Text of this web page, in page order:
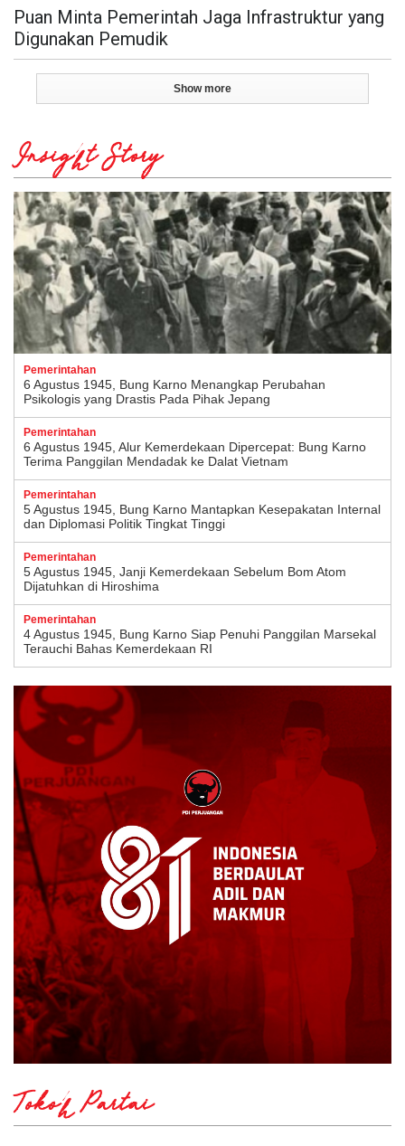
Puan Minta Pemerintah Jaga Infrastruktur yang
Digunakan Pemudik
Show more
Insight Story
Pemerintahan
6 Agustus 1945, Bung Karno Menangkap Perubahan
Psikologis yang Drastis Pada Pihak Jepang
Pemerintahan
6 Agustus 1945, Alur Kemerdekaan Dipercepat: Bung Karno
Terima Panggilan Mendadak ke Dalat Vietnam
Pemerintahan
5 Agustus 1945, Bung Karno Mantapkan Kesepakatan Internal
dan Diplomasi Politik Tingkat Tinggi
Pemerintahan
5 Agustus 1945, Janji Kemerdekaan Sebelum Bom Atom
Dijatuhkan di Hiroshima
Pemerintahan
4 Agustus 1945, Bung Karno Siap Penuhi Panggilan Marsekal
Terauchi Bahas Kemerdekaan RI
Tokoh Partai